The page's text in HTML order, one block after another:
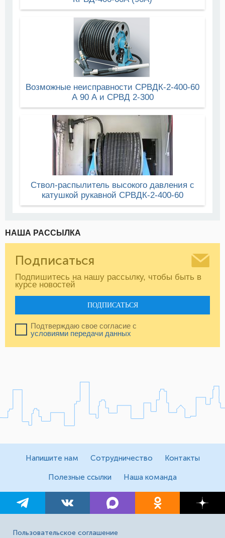
Возможные неисправности СРВДК-2-400-60
А 90 А и СРВД 2-300
Ствол-распылитель высокого давления с
катушкой рукавной СРВДК-2-400-60
НАША РАССЫЛКА
Подписаться
Подпишитесь на нашу рассылку, чтобы быть в
курсе новостей
ПОДПИСАТЬСЯ
Подтверждаю свое согласие с
условиями передачи данных
Напишите нам Сотрудничество Контакты
Полезные ссылки Наша команда
Пользовательское соглашение